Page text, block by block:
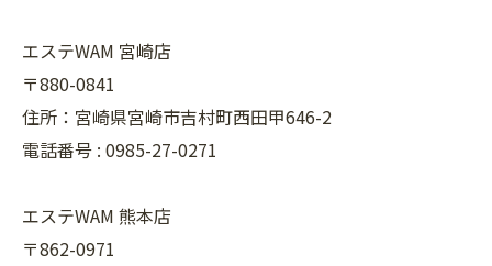
エステWAM 宮崎店
〒880-0841
住所：宮崎県宮崎市吉村町西田甲646-2
電話番号 : 0985-27-0271
エステWAM 熊本店
〒862-0971